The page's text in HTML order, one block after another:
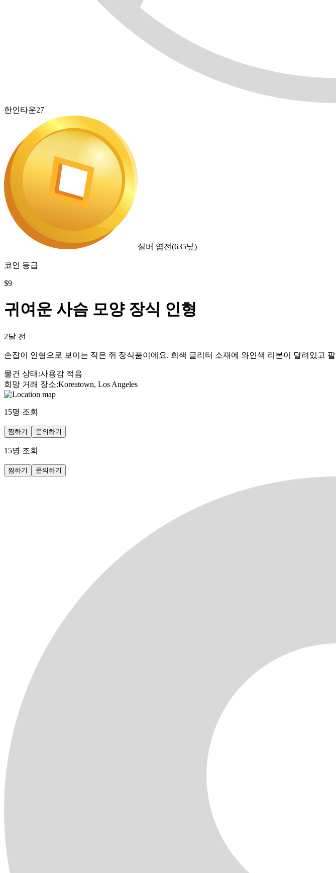
한인타운27
실버 엽전(635닢)
코인 등급
$9
귀여운 사슴 모양 장식 인형
2달 전
손잡이 인형으로 보이는 작은 쥐 장식품이에요. 회색 글리터 소재에 와인색 리본이 달려있고
물건 상태 :사용감 적음
희망 거래 장소:Koreatown, Los Angeles
15명 조회
찜하기 문의하기
15명 조회
찜하기 문의하기